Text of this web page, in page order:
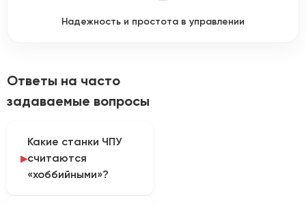
Надежность и простота в управлении
Ответы на часто
задаваемые вопросы
Какие станки ЧПУ
считаются
«хоббийными»?